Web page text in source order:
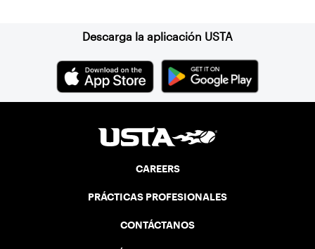
Descarga la aplicación USTA
CAREERS
PRÁCTICAS PROFESIONALES
CONTÁCTANOS